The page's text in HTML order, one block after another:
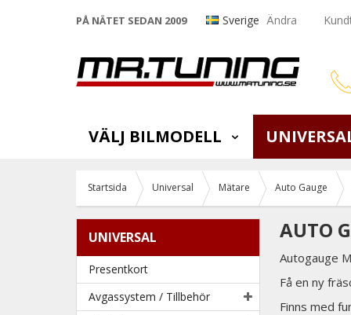
PÅ NÄTET SEDAN 2009 Sverige Ändra
VÄLJ BILMODELL
Startsida Universal Mätare Auto Gauge
UNIVERSAL
Presentkort
Avgassystem / Tillbehör
AUTO
Autogauge
Få en ny
Finns med